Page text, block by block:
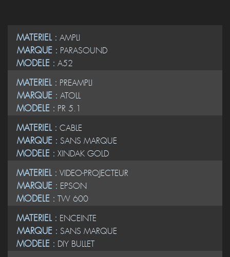
MATERIEL : AMPLI
MARQUE : PARASOUND
MODELE : A52
MATERIEL : PREAMPLI
MARQUE : ATOLL
MODELE : PR 5.1
MATERIEL : CABLE
MARQUE : SANS MARQUE
MODELE : XINDAK GOLD
MATERIEL : VIDEO-PROJECTEUR
MARQUE : EPSON
MODELE : TW 600
MATERIEL : ENCEINTE
MARQUE : SANS MARQUE
MODELE : DIY BULLET